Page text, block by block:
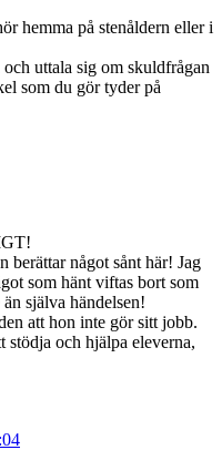
hemma på stenåldern eller i
uttala sig om skuldfrågan
som du gör tyder på
berättar något sånt här! Jag
som hänt viftas bort som
själva händelsen!
att hon inte gör sitt jobb.
stödja och hjälpa eleverna,